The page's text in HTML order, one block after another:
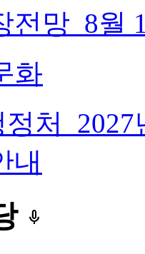
전망_8월
화
정처
내
keyboard_voice